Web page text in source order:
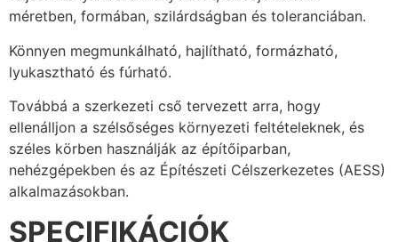
méretben, formában, szilárdságban és toleranciában.
Könnyen megmunkálható, hajlítható, formázható,
lyukasztható és fúrható.
Továbbá a szerkezeti cső tervezett arra, hogy
ellenálljon a szélsőséges környezeti feltételeknek, és
széles körben használják az építőiparban,
nehézgépekben és az Építészeti Célszerkezetes (AESS)
alkalmazásokban.
SPECIFIKÁCIÓK